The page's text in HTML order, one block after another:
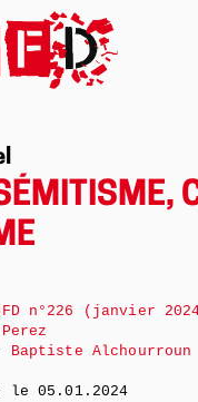
n°226 (janvier
Baptiste Alchourroun
le05.01.2024